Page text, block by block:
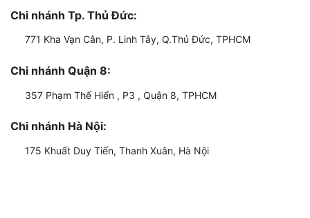
Chi nhánh Tp. Thủ Đức:
771 Kha Vạn Cân, P. Linh Tây, Q.Thủ Đức, TPHCM
Chi nhánh Quận 8:
357 Phạm Thế Hiển , P3 , Quận 8, TPHCM
Chi nhánh Hà Nội:
175 Khuất Duy Tiến, Thanh Xuân, Hà Nội